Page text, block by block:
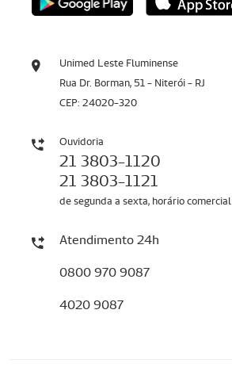
Unimed Leste Fluminense
Rua Dr. Borman, 51 - Niterói - RJ
CEP: 24020-320
Ouvidoria
21 3803-1120
21 3803-1121
de segunda a sexta, horário comercial
Atendimento 24h
0800 970 9087
4020 9087